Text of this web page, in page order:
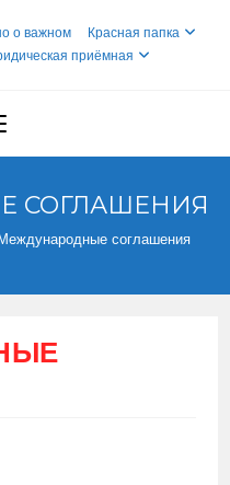
о важном
Красная папка
приёмная
СОГЛАШЕНИЯ
Международные соглашения